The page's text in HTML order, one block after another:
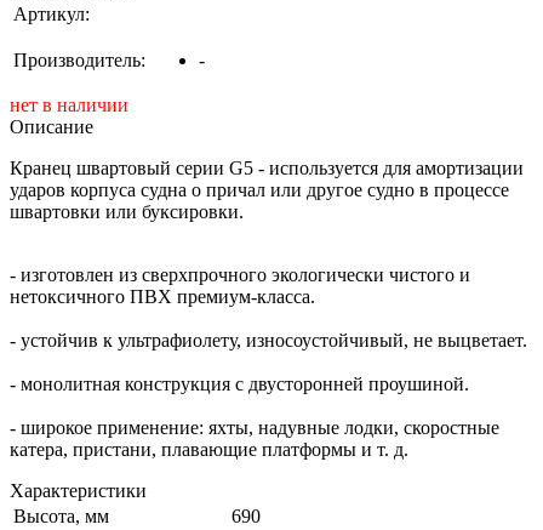
Артикул:
Производитель: -
нет в наличии
Описание
Кранец швартовый серии G5 - используется для амортизации
ударов корпуса судна о причал или другое судно в процессе
швартовки или буксировки.
- изготовлен из сверхпрочного экологически чистого и
нетоксичного ПВХ премиум-класса.
- устойчив к ультрафиолету, износоустойчивый, не выцветает.
- монолитная конструкция с двусторонней проушиной.
- широкое применение: яхты, надувные лодки, скоростные
катера, пристани, плавающие платформы и т. д.
Характеристики
Высота, мм
690